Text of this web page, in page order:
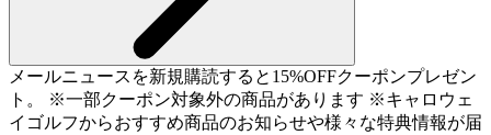
メールニュースを新規購読すると15%OFFクーポンプレゼン
ト。 ※一部クーポン対象外の商品があります ※キャロウェ
イゴルフからおすすめ商品のお知らせや様々な特典情報が届